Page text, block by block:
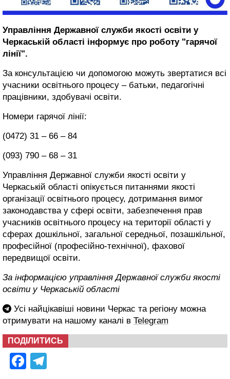
Управління Державної служби якості освіти у
Черкаській області інформує про роботу "гарячої
лінії".
За консультацією чи допомогою можуть звертатися всі
учасники освітнього процесу – батьки, педагогічні
працівники, здобувачі освіти.
Номери гарячої лінії:
(0472) 31 – 66 – 84
(093) 790 – 68 – 31
Управління Державної служби якості освіти у
Черкаській області опікується питаннями якості
організації освітнього процесу, дотримання вимог
законодавства у сфері освіти, забезпечення прав
учасників освітнього процесу на території області у
сферах дошкільної, загальної середньої, позашкільної,
професійної (професійно-технічної), фахової
передвищої освіти.
За інформацією управління Державної служби якості
освіти у Черкаській області
Усі найцікавіші новини Черкас та регіону можна
отримувати на нашому каналі в Telegram
ПОДІЛИТИСЬ
Facebook